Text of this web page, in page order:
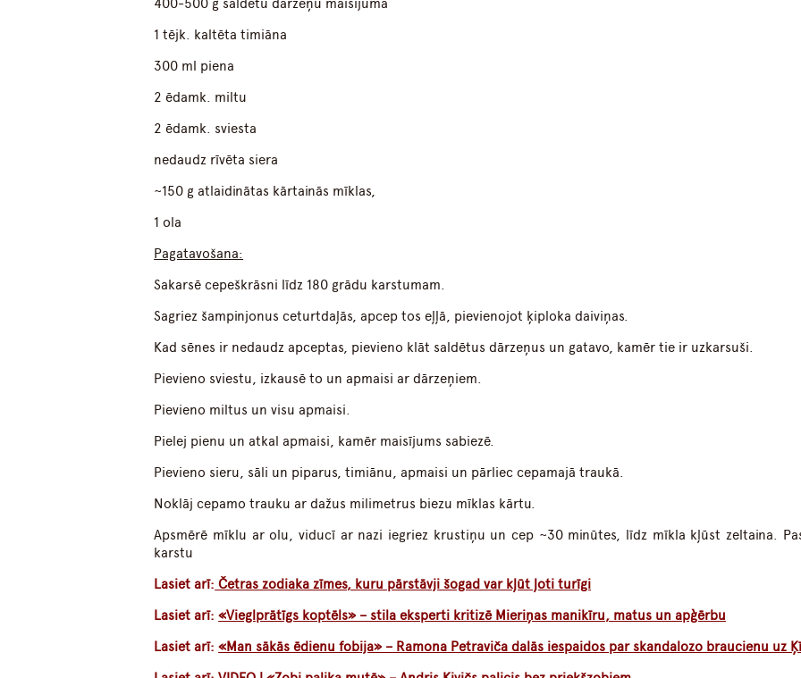
400-500 g saldētu dārzeņu maisījuma
1 tējk. kaltēta timiāna
300 ml piena
2 ēdamk. miltu
2 ēdamk. sviesta
nedaudz rīvēta siera
~150 g atlaidinātas kārtainās mīklas,
1 ola
Pagatavošana:
Sakarsē cepeškrāsni līdz 180 grādu karstumam.
Sagriez šampinjonus ceturtdaļās, apcep tos eļļā, pievienojot ķiploka daiviņas.
Kad sēnes ir nedaudz apceptas, pievieno klāt saldētus dārzeņus un gatavo, kamēr tie ir uzkarsuši.
Pievieno sviestu, izkausē to un apmaisi ar dārzeņiem.
Pievieno miltus un visu apmaisi.
Pielej pienu un atkal apmaisi, kamēr maisījums sabiezē.
Pievieno sieru, sāli un piparus, timiānu, apmaisi un pārliec cepamajā traukā.
Noklāj cepamo trauku ar dažus milimetrus biezu mīklas kārtu.
Apsmērē mīklu ar olu, viducī ar nazi iegriez krustiņu un cep ~30 minūtes, līdz mīkla kļūst zeltaina.
karstu
Lasiet arī: Četras zodiaka zīmes, kuru pārstāvji šogad var kļūt ļoti turīgi
Lasiet arī:«Vieglprātīgs koptēls» – stila eksperti kritizē Mieriņas manikīru, matus un apģērbu
Lasiet arī:«Man sākās ēdienu fobija» – Ramona Petraviča dalās iespaidos par skandalozo braucienu uz